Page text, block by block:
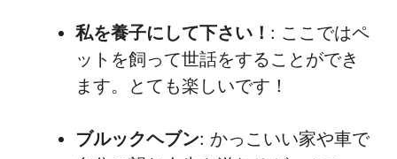
私を養子にして下さい！ : ここではペ
ットを飼って世話をすることができ
ます。とても楽しいです！
ブルックヘブン: かっこいい家や車で